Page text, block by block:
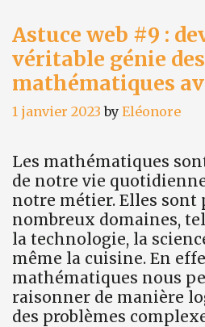
Astuce web #9 :
véritable génie des
mathématiques
1 janvier 2023 by Eléonore
Les mathématiques
de notre vie
notre métier. Elles sont
nombreux domaines,
la technologie, la
même la cuisine. En
mathématiques nous
raisonner de manière
des problèmes